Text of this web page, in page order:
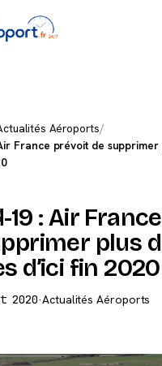
Aéroports/
France prévoit de supprimer
19 : Air
plus
d’ici fin 2020
·Actualités Aéroports